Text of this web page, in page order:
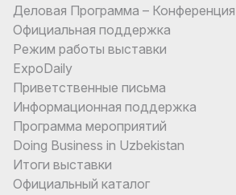
Деловая Программа – Конференция
Официальная поддержка
Режим работы выставки
ExpoDaily
Приветственные письма
Информационная поддержка
Программа мероприятий
Doing Business in Uzbekistan
Итоги выставки
Официальный каталог